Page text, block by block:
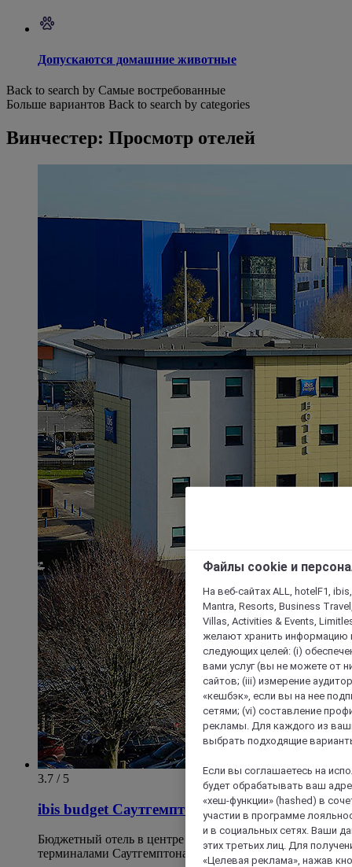
Допускаются домашние животные
Back to search by Самые востребованные
Больше вариантов Back to search by categories
Винчестер: Просмотр отелей
3.7 / 5
ibis budget Саутгемптон Центр
Бюджетный отель в центре города рядом с круизными
терминалами Саутгемптона
Файлы cookie и
На веб-сайтах ALL, hotelF1,
Mantra, Resorts, Business
Villas, Activities & Events,
желают хранить информацию
следующих целей: (i)
вами услуг (вы не можете от
сайтов; (iii) измерение
«кешбэк», если вы на нее
сетями; (vi) составление
рекламы. Для каждого из
выбрать подходящие
Если вы соглашаетесь на
будет обрабатывать ваш
«хеш-функции» (hashed) в
участии в программе
и в социальных сетях. Ваши
этих третьих лиц. Для
«Целевая реклама», нажав